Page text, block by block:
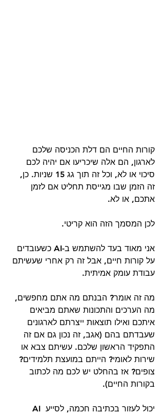
קורות החיים הם דלת הכניסה שלכם
לארגון, הם אלה שיכריעו אם יהיה לכם
סיכוי או לא, וכל זה תוך גג 15 שניות. כן,
זה הזמן שבו מגייסת תחליט אם לזמן
אתכם, או לא.
לכן המסמך הזה הוא קריטי.
אני מאוד בעד להשתמש ב-AI כשעובדים
על קורות חיים, אבל זה רק אחרי שעשיתם
עבודת עומק אמיתית.
מה זה אומר? הבנתם מה אתם מחפשים,
מה הערכים והתכונות שאתם מביאים
איתכם ואילו תוצאות ייצרתם לארגונים
שעבדתם בהם (אגב, זה נכון גם אם זה
התפקיד הראשון שלכם. עשיתם צבא או
שירות לאומי? הייתם במועצת תלמידים?
צופים? אז בהחלט יש לכם מה לכתוב
בקורות החיים).
AI יכול לעזור בכתיבה חכמה, לסייע